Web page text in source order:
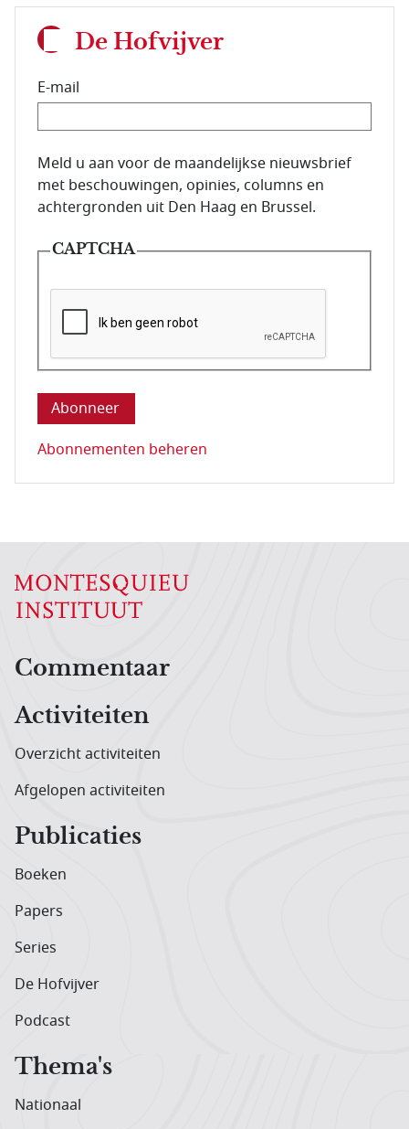
De Hofvijver
E-mail
E-mailadres van de abonnee.
Meld u aan voor de maandelijkse nieuwsbrief
met beschouwingen, opinies, columns en
achtergronden uit Den Haag en Brussel.
CAPTCHA
Deze vraag is om te controleren dat u een mens
Abonnementen beheren
Hoofdnavigatiemenu
Commentaar
Activiteiten
Overzicht activiteiten
Afgelopen activiteiten
Publicaties
Boeken
Papers
Series
De Hofvijver
Podcast
Thema's
Nationaal